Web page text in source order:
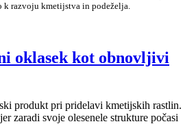
k razvoju kmetijstva in podeželja.
oklasek kot obnovljivi
produkt pri pridelavi kmetijskih rastlin.
zaradi svoje olesenele strukture počasi